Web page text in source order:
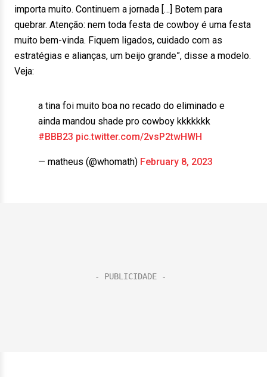
importa muito. Continuem a jornada […] Botem para
quebrar. Atenção: nem toda festa de cowboy é uma festa
muito bem-vinda. Fiquem ligados, cuidado com as
estratégias e alianças, um beijo grande”, disse a modelo.
Veja:
a tina foi muito boa no recado do eliminado e
ainda mandou shade pro cowboy kkkkkkk
#BBB23 pic.twitter.com/2vsP2twHWH
— matheus (@whomath) February 8, 2023